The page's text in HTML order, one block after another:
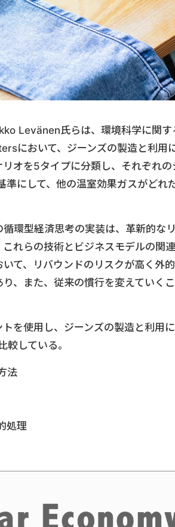
Levänen氏らは、環境科学に関す
において、ジーンズの製造と利用
オを5タイプに分類し、それぞれ
にして、他の温室効果ガスがどれ
環型経済思考の実装は、革新的な
れらの技術とビジネスモデルの関
て、リバウンドのリスクが高く外
、また、従来の慣行を変えていく
を使用し、ジーンズの製造と利用
している。
法
処理